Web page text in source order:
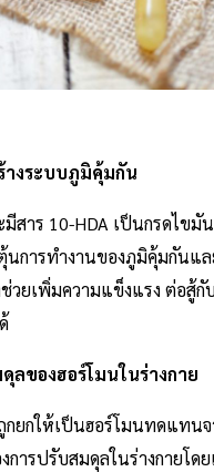
างระบบภูมิคุ้มกัน
มีสาร 10-HDA เป็นกรดไขมั
นการทำงานของภูมิคุ้มกันแล
ช่วยเพิ่มความแข็งแรง ต่อสู้กั
ลของฮอร์โมนในร่างกาย
กยกให้เป็นฮอร์โมนทดแทนจ
การปรับสมดุลในร่างกายโด